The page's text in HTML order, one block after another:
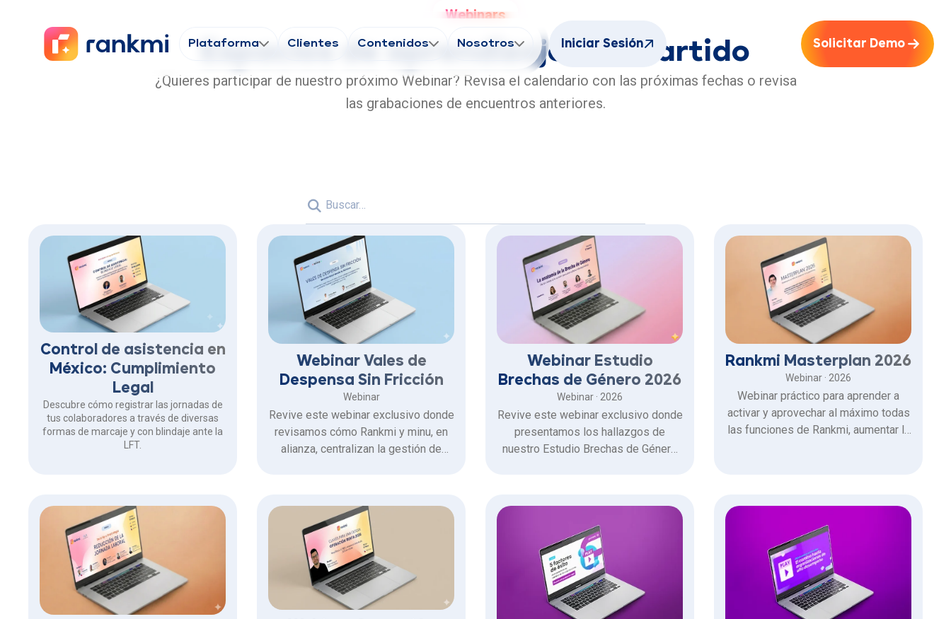
Plataforma Clientes Contenidos Nosotros Iniciar Sesión Solicitar Demo
Webinars
Espacios de aprendizaje compartido
¿Quieres participar de nuestro próximo Webinar? Revisa el calendario con las próximas fechas o revisa
las grabaciones de encuentros anteriores.
Control de asistencia en
México: Cumplimiento
Legal
Descubre cómo registrar las jornadas de
tus colaboradores a través de diversas
formas de marcaje y con blindaje ante la
LFT.
Webinar Vales de
Despensa Sin Fricción
Webinar
Revive este webinar exclusivo donde
revisamos cómo Rankmi y minu, en
alianza, centralizan la gestión de
línea y físicos.
Webinar Estudio
Brechas de Género 2026
Webinar · 2026
Revive este webinar exclusivo donde
presentamos los hallazgos de
nuestro Estudio Brechas de Género
construir culturas más equitativas e
inclusivas
Rankmi Masterplan 2026
Webinar · 2026
Webinar práctico para aprender a
activar y aprovechar al máximo todas
las funciones de Rankmi, aumentar la